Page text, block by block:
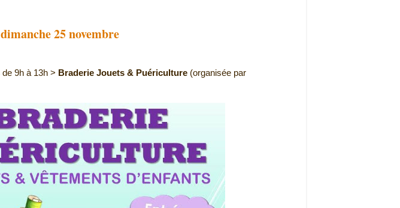
25 novembre
9h à 13h > Braderie Jouets & Puériculture (organisée par